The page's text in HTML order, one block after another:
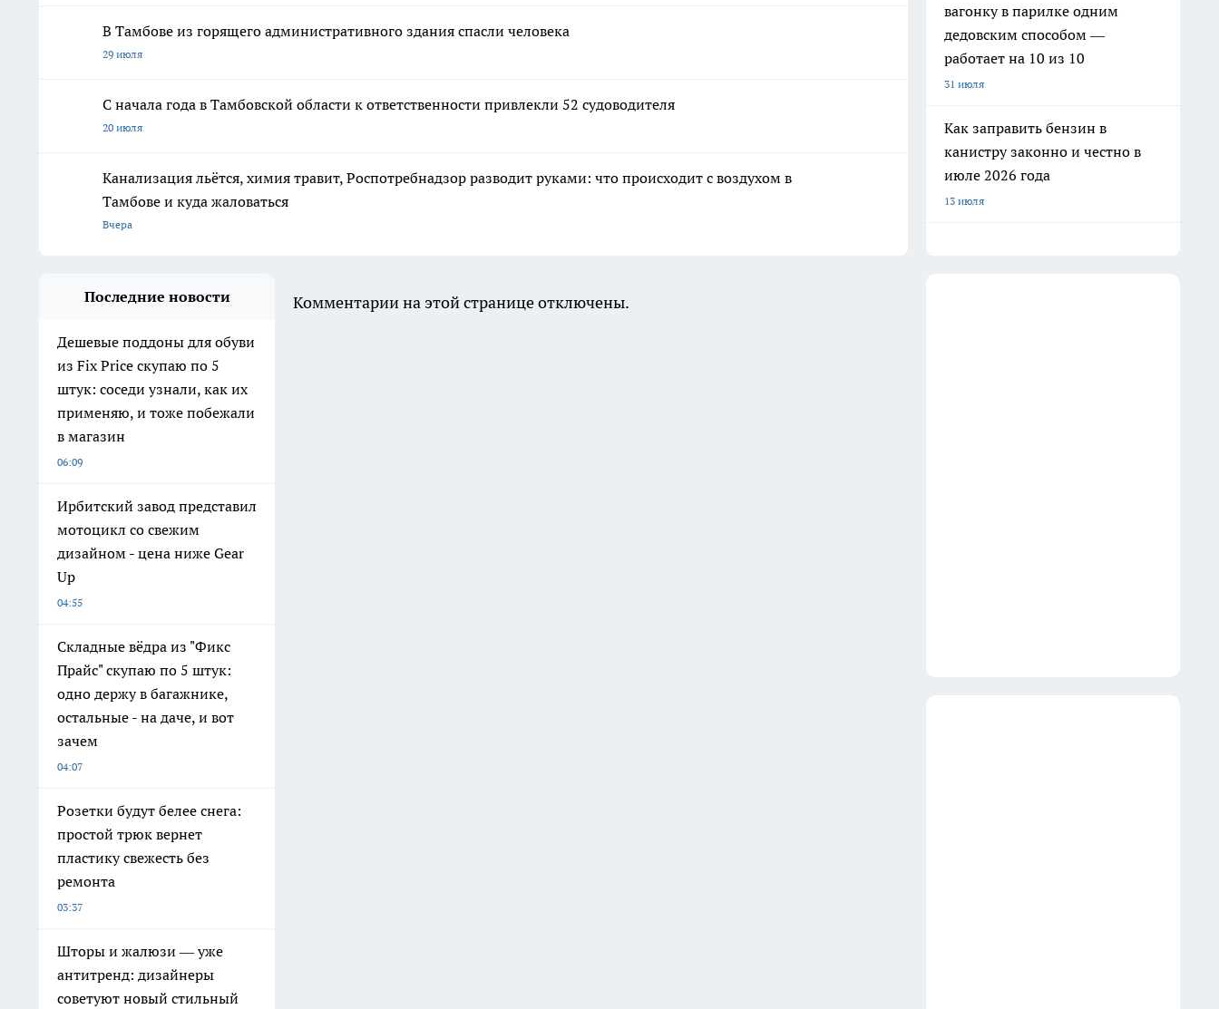
В Тамбове из горящего административного здания спасли человека
29 июля
С начала года в Тамбовской области к ответственности привлекли 52 судоводителя
20 июля
Канализация льётся, химия травит, Роспотребнадзор разводит руками: что происходит с воздухом в
Тамбове и куда жаловаться
Вчера
вагонку в парилке одним
дедовским способом —
работает на 10 из 10
31 июля
Как заправить бензин в
канистру законно и честно в
июле 2026 года
13 июля
Последние новости
Дешевые поддоны для обуви
из Fix Price скупаю по 5
штук: соседи узнали, как их
применяю, и тоже побежали
в магазин
06:09
Ирбитский завод представил
мотоцикл со свежим
дизайном - цена ниже Gear
Up
04:55
Складные вёдра из "Фикс
Прайс" скупаю по 5 штук:
одно держу в багажнике,
остальные - на даче, и вот
зачем
04:07
Розетки будут белее снега:
простой трюк вернет
пластику свежесть без
ремонта
03:37
Шторы и жалюзи — уже
антитренд: дизайнеры
советуют новый стильный
Комментарии на этой странице отключены.